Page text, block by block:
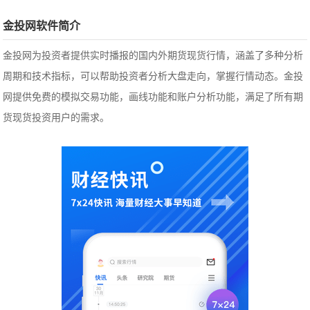
金投网软件简介
金投网为投资者提供实时播报的国内外期货现货行情，涵盖了多种分析
周期和技术指标，可以帮助投资者分析大盘走向，掌握行情动态。金投
网提供免费的模拟交易功能，画线功能和账户分析功能，满足了所有期
货现货投资用户的需求。